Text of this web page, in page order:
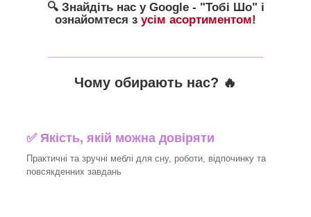
🔍 Знайдіть нас у Google - "Тобі Шо" і
ознайомтеся з усім асортиментом!
Чому обирають нас? 🔥
✅ Якість, якій можна довіряти
Практичні та зручні меблі для сну, роботи, відпочинку та
повсякденних завдань